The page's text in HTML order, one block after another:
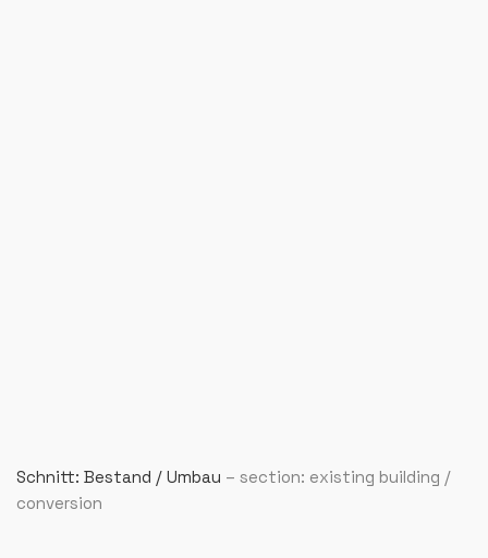
Schnitt: Bestand / Umbau – section: existing building /
conversion